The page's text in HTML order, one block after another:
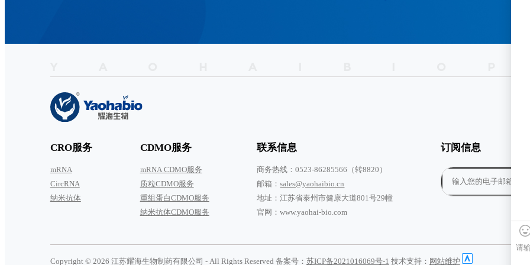
CRO服务
mRNA
CircRNA
纳米抗体
CDMO服务
mRNA CDMO服务
质粒CDMO服务
重组蛋白CDMO服务
纳米抗体CDMO服务
联系信息
商务热线：0523-86285566（转8820）
邮箱：sales@yaohaibio.cn
地址：江苏省泰州市健康大道801号29幢
官网：www.yaohai-bio.com
订阅信息
Copyright ©2026 江苏耀海生物制药有限公司 - All Rights Reserved 备案号： 苏ICP备2021016069号-1 技术支持： 网站维护